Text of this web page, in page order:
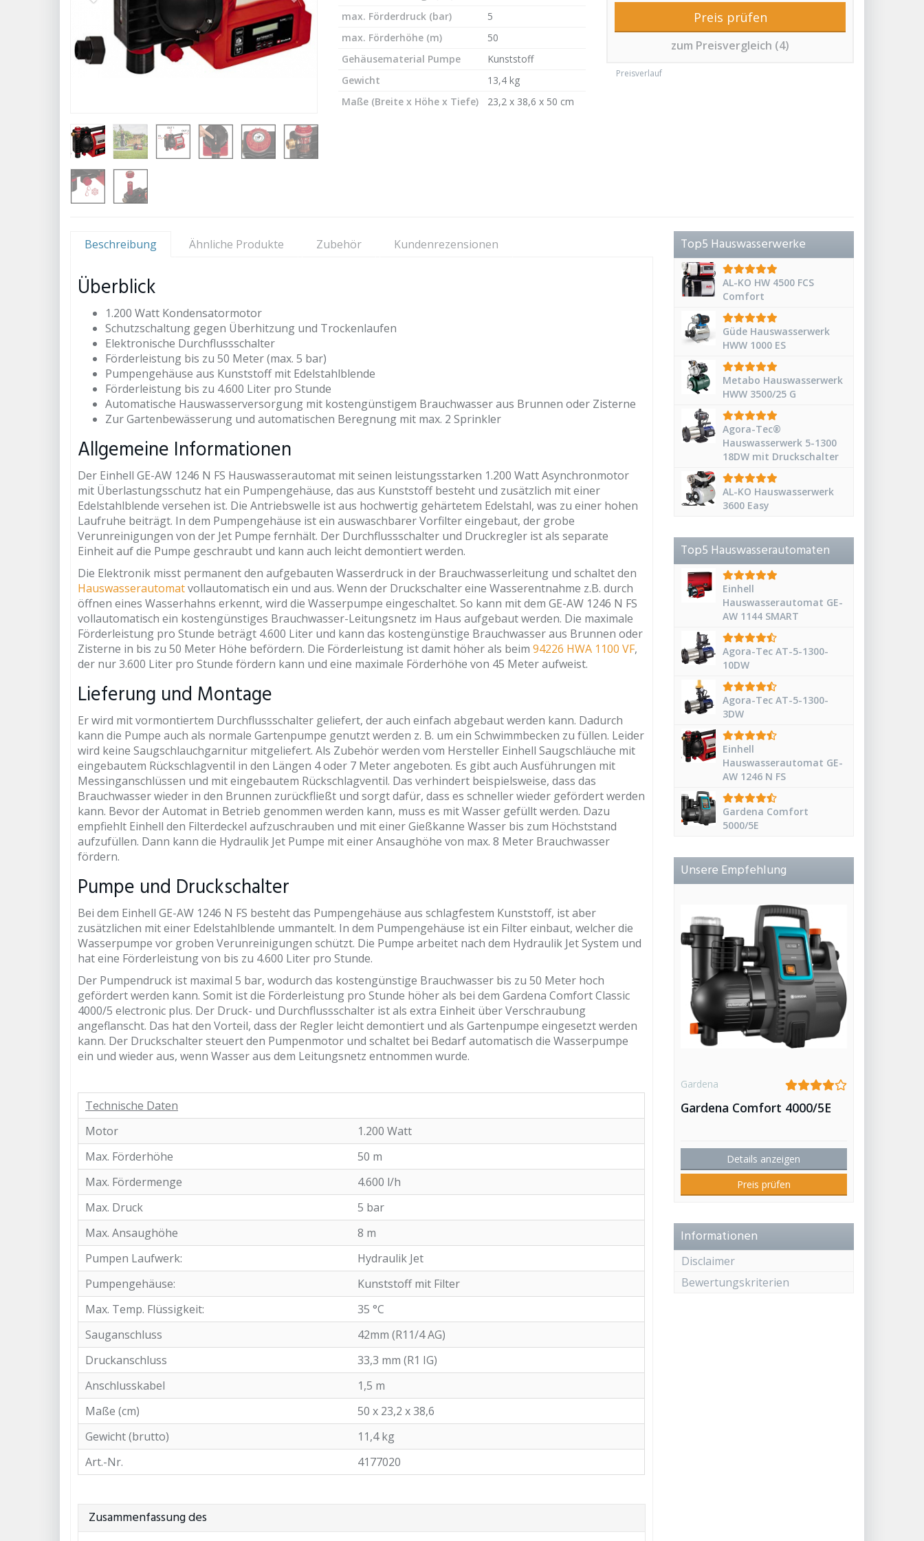
Preis prüfen
zum Preisvergleich (4)
Preisverlauf
max. Förderdruck (bar)
5
max. Förderhöhe (m)
50
Gehäusematerial Pumpe
Kunststoff
Gewicht
13,4 kg
Maße (Breite x Höhe x Tiefe)
23,2 x 38,6 x 50 cm
Beschreibung Ähnliche Produkte Zubehör Kundenrezensionen
Überblick
1.200 Watt Kondensatormotor
Schutzschaltung gegen Überhitzung und Trockenlaufen
Elektronische Durchflussschalter
Förderleistung bis zu 50 Meter (max. 5 bar)
Pumpengehäuse aus Kunststoff mit Edelstahlblende
Förderleistung bis zu 4.600 Liter pro Stunde
Automatische Hauswasserversorgung mit kostengünstigem Brauchwasser aus Brunnen oder Zisterne
Zur Gartenbewässerung und automatischen Beregnung mit max. 2 Sprinkler
Allgemeine Informationen
Der Einhell GE-AW 1246 N FS Hauswasserautomat mit seinen leistungsstarken 1.200 Watt Asynchronmotor
mit Überlastungsschutz hat ein Pumpengehäuse, das aus Kunststoff besteht und zusätzlich mit einer
Edelstahlblende versehen ist. Die Antriebswelle ist aus hochwertig gehärtetem Edelstahl, was zu einer hohen
Laufruhe beiträgt. In dem Pumpengehäuse ist ein auswaschbarer Vorfilter eingebaut, der grobe
Verunreinigungen von der Jet Pumpe fernhält. Der Durchflussschalter und Druckregler ist als separate
Einheit auf die Pumpe geschraubt und kann auch leicht demontiert werden.
Die Elektronik misst permanent den aufgebauten Wasserdruck in der Brauchwasserleitung und schaltet den
Hauswasserautomatvollautomatisch ein und aus. Wenn der Druckschalter eine Wasserentnahme z.B. durch
öffnen eines Wasserhahns erkennt, wird die Wasserpumpe eingeschaltet. So kann mit dem GE-AW 1246 N FS
vollautomatisch ein kostengünstiges Brauchwasser-Leitungsnetz im Haus aufgebaut werden. Die maximale
Förderleistung pro Stunde beträgt 4.600 Liter und kann das kostengünstige Brauchwasser aus Brunnen oder
Zisterne in bis zu 50 Meter Höhe befördern. Die Förderleistung ist damit höher als beim 94226 HWA 1100 VF,
der nur 3.600 Liter pro Stunde fördern kann und eine maximale Förderhöhe von 45 Meter aufweist.
Lieferung und Montage
Er wird mit vormontiertem Durchflussschalter geliefert, der auch einfach abgebaut werden kann. Dadurch
kann die Pumpe auch als normale Gartenpumpe genutzt werden z. B. um ein Schwimmbecken zu füllen. Leider
wird keine Saugschlauchgarnitur mitgeliefert. Als Zubehör werden vom Hersteller Einhell Saugschläuche mit
eingebautem Rückschlagventil in den Längen 4 oder 7 Meter angeboten. Es gibt auch Ausführungen mit
Messinganschlüssen und mit eingebautem Rückschlagventil. Das verhindert beispielsweise, dass das
Brauchwasser wieder in den Brunnen zurückfließt und sorgt dafür, dass es schneller wieder gefördert werden
kann. Bevor der Automat in Betrieb genommen werden kann, muss es mit Wasser gefüllt werden. Dazu
empfiehlt Einhell den Filterdeckel aufzuschrauben und mit einer Gießkanne Wasser bis zum Höchststand
aufzufüllen. Dann kann die Hydraulik Jet Pumpe mit einer Ansaughöhe von max. 8 Meter Brauchwasser
fördern.
Pumpe und Druckschalter
Bei dem Einhell GE-AW 1246 N FS besteht das Pumpengehäuse aus schlagfestem Kunststoff, ist aber
zusätzlichen mit einer Edelstahlblende ummantelt. In dem Pumpengehäuse ist ein Filter einbaut, welcher die
Wasserpumpe vor groben Verunreinigungen schützt. Die Pumpe arbeitet nach dem Hydraulik Jet System und
hat eine Förderleistung von bis zu 4.600 Liter pro Stunde.
Der Pumpendruck ist maximal 5 bar, wodurch das kostengünstige Brauchwasser bis zu 50 Meter hoch
gefördert werden kann. Somit ist die Förderleistung pro Stunde höher als bei dem Gardena Comfort Classic
4000/5 electronic plus. Der Druck- und Durchflussschalter ist als extra Einheit über Verschraubung
angeflanscht. Das hat den Vorteil, dass der Regler leicht demontiert und als Gartenpumpe eingesetzt werden
kann. Der Druckschalter steuert den Pumpenmotor und schaltet bei Bedarf automatisch die Wasserpumpe
ein und wieder aus, wenn Wasser aus dem Leitungsnetz entnommen wurde.
Technische Daten
Motor
1.200 Watt
Max. Förderhöhe
50 m
Max. Fördermenge
4.600 l/h
Max. Druck
5 bar
Max. Ansaughöhe
8 m
Pumpen Laufwerk:
Hydraulik Jet
Pumpengehäuse:
Kunststoff mit Filter
Max. Temp. Flüssigkeit:
35 °C
Sauganschluss
42mm (R11/4 AG)
Druckanschluss
33,3 mm (R1 IG)
Anschlusskabel
1,5 m
Maße (cm)
50 x 23,2 x 38,6
Gewicht (brutto)
11,4 kg
Art.-Nr.
4177020
Zusammenfassung des
Top5 Hauswasserwerke
AL-KO HW 4500 FCS
Comfort
Güde Hauswasserwerk
HWW 1000 ES
Metabo Hauswasserwerk
HWW 3500/25 G
Agora-Tec®
Hauswasserwerk 5-1300
18DW mit Druckschalter
AL-KO Hauswasserwerk
3600 Easy
Top5 Hauswasserautomaten
Einhell
Hauswasserautomat GE-
AW 1144 SMART
Agora-Tec AT-5-1300-
10DW
Agora-Tec AT-5-1300-
3DW
Einhell
Hauswasserautomat GE-
AW 1246 N FS
Gardena Comfort
5000/5E
Unsere Empfehlung
Gardena
Gardena Comfort 4000/5E
Details anzeigen
Preis prüfen
Informationen
Disclaimer
Bewertungskriterien